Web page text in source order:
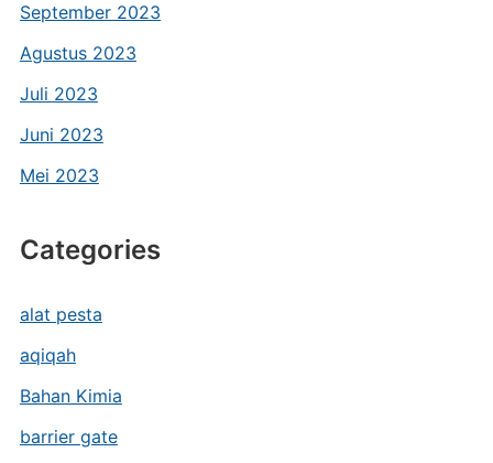
September 2023
Agustus 2023
Juli 2023
Juni 2023
Mei 2023
Categories
alat pesta
aqiqah
Bahan Kimia
barrier gate